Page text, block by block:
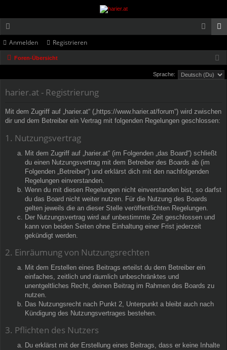
or
en
el
n
ist
rie
n
Anmelden Registrieren
Foren-Übersicht
Sprache:
harier.at - Registrierung
Mit dem Zugriff auf „harier.at“ („https://www.harier.at/forum“) wird zwischen
dir und dem Betreiber ein Vertrag mit folgenden Regelungen geschlossen:
1. Nutzungsvertrag
Mit dem Zugriff auf „harier.at“ (im Folgenden „das Board“) schließt
du einen Nutzungsvertrag mit dem Betreiber des Boards ab (im
Folgenden „Betreiber“) und erklärst dich mit den nachfolgenden
Regelungen einverstanden.
Wenn du mit diesen Regelungen nicht einverstanden bist, so darfst
du das Board nicht weiter nutzen. Für die Nutzung des Boards
gelten jeweils die an dieser Stelle veröffentlichten Regelungen.
Der Nutzungsvertrag wird auf unbestimmte Zeit geschlossen und
kann von beiden Seiten ohne Einhaltung einer Frist jederzeit
gekündigt werden.
2. Einräumung von Nutzungsrechten
Mit dem Erstellen eines Beitrags erteilst du dem Betreiber ein
einfaches, zeitlich und räumlich unbeschränktes und
unentgeltliches Recht, deinen Beitrag im Rahmen des Boards zu
nutzen.
Das Nutzungsrecht nach Punkt 2, Unterpunkt a bleibt auch nach
Kündigung des Nutzungsvertrages bestehen.
3. Pflichten des Nutzers
Du erklärst mit der Erstellung eines Beitrags, dass er keine Inhalte